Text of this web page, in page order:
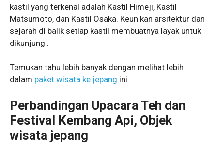
kastil yang terkenal adalah Kastil Himeji, Kastil
Matsumoto, dan Kastil Osaka. Keunikan arsitektur dan
sejarah di balik setiap kastil membuatnya layak untuk
dikunjungi.
Temukan tahu lebih banyak dengan melihat lebih
dalam paket wisata ke jepang ini.
Perbandingan Upacara Teh dan
Festival Kembang Api, Objek
wisata jepang